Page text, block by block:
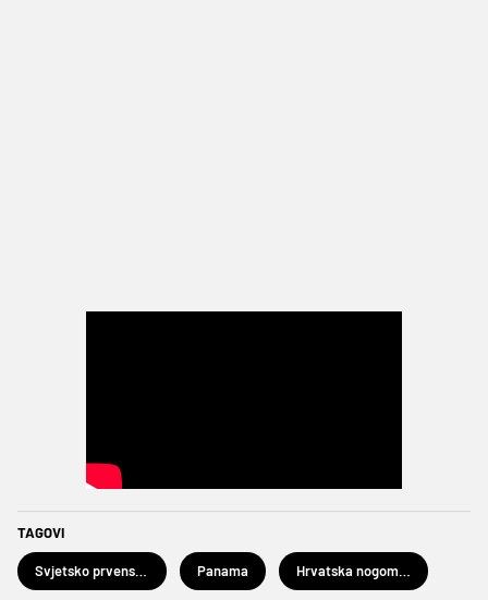
TAGOVI
Panama